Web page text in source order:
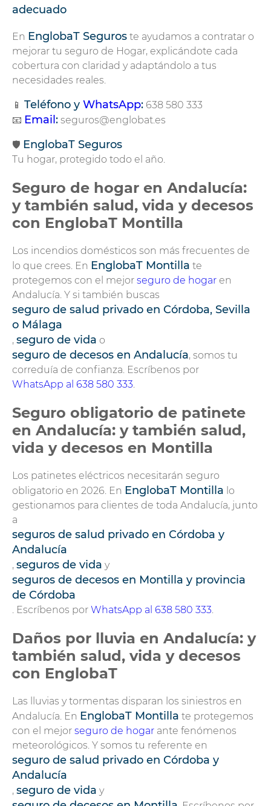
adecuado
En EnglobaT Seguros te ayudamos a contratar o
mejorar tu seguro de Hogar, explicándote cada
cobertura con claridad y adaptándolo a tus
necesidades reales.
📱 Teléfono y WhatsApp: 638 580 333
📧 Email : seguros@englobat.es
🛡️ EnglobaT Seguros
Tu hogar, protegido todo el año.
Seguro de hogar en Andalucía:
y también salud, vida y decesos
con EnglobaT Montilla
Los incendios domésticos son más frecuentes de
lo que crees. En EnglobaT Montilla te
protegemos con el mejor seguro de hogar en
Andalucía. Y si también buscas
seguro de salud privado en Córdoba, Sevilla
o Málaga
, seguro de vida o
seguro de decesos en Andalucía, somos tu
correduía de confianza. Escríbenos por
WhatsApp al 638 580 333.
Seguro obligatorio de patinete
en Andalucía: y también salud,
vida y decesos en Montilla
Los patinetes eléctricos necesitarán seguro
obligatorio en 2026. En EnglobaT Montilla lo
gestionamos para clientes de toda Andalucía, junto
a
seguros de salud privado en Córdoba y
Andalucía
, seguros de vida y
seguros de decesos en Montilla y provincia
de Córdoba
. Escríbenos por WhatsApp al 638 580 333
Daños por lluvia en Andalucía: y
también salud, vida y decesos
con EnglobaT
Las lluvias y tormentas disparan los siniestros en
Andalucía. En EnglobaT Montilla te protegemos
con el mejor seguro de hogar ante fenómenos
meteorológicos. Y somos tu referente en
seguro de salud privado en Córdoba y
Andalucía
, seguro de vida y